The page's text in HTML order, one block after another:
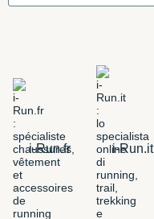
i-Run.fr i-Run.it